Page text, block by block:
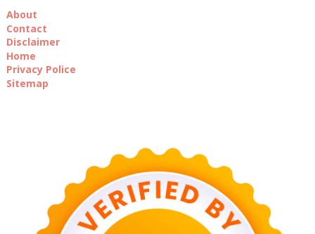
About
Contact
Disclaimer
Home
Privacy Police
Sitemap